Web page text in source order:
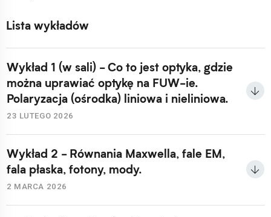
Lista wykładów
Wykład 1 (w sali) - Co to jest optyka, gdzie
można uprawiać optykę na FUW-ie.
Polaryzacja (ośrodka) liniowa i nieliniowa.
23 LUTEGO 2026
Wykład 2 - Równania Maxwella, fale EM,
fala płaska, fotony, mody.
2 MARCA 2026